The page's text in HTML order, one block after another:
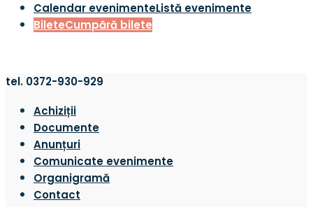
Calendar evenimenteListă evenimente
BileteCumpără bilete
tel. 0372-930-929
Achiziții
Documente
Anunțuri
Comunicate evenimente
Organigramă
Contact